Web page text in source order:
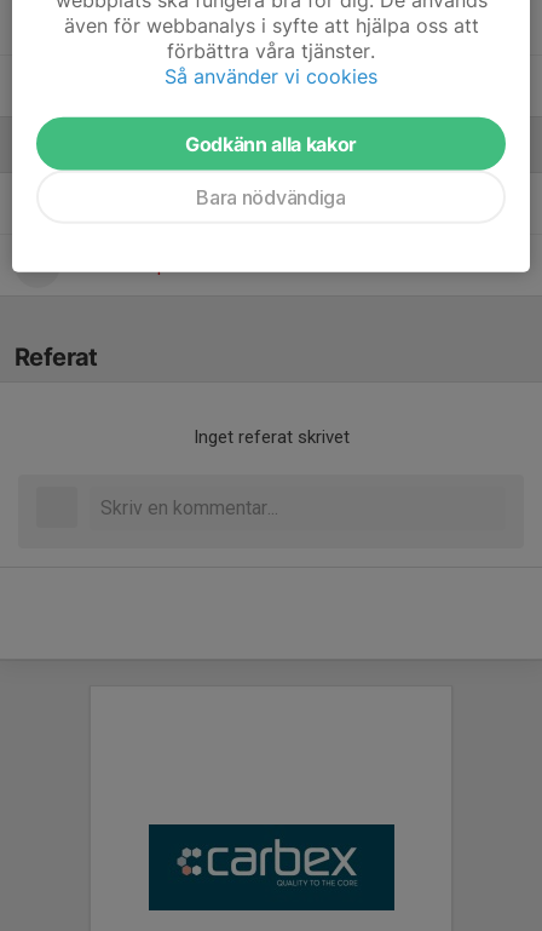
Sigge Lagringe
Zion Tegnebo
Ledare
Christian Wennerholm
Referat
Inget referat skrivet
även för webbanalys i syfte att hjälpa oss att
förbättra våra tjänster.
Så använder vi cookies
Godkänn alla kakor
Bara nödvändiga